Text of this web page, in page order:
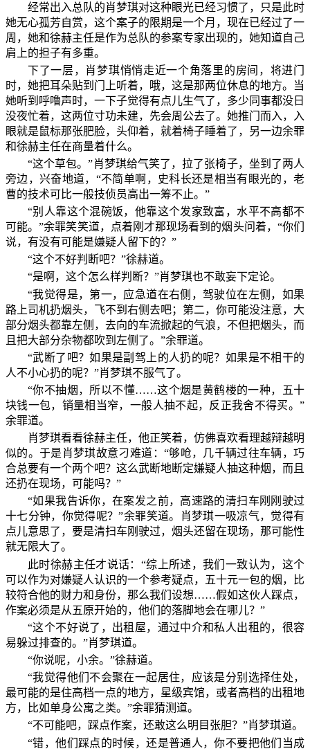
经常出入总队的肖梦琪对这种眼光已经习惯了，只是此时
她无心孤芳自赏，这个案子的限期是一个月，现在已经过了一
周，她和徐赫主任是作为总队的参案专家出现的，她知道自己
肩上的担子有多重。
下了一层，肖梦琪悄悄走近一个角落里的房间，将进门
时，她把耳朵贴到门上听着，哦，这是那两位休息的地方。当
她听到呼噜声时，一下子觉得有点儿生气了，多少同事都没日
没夜忙着，这两位寸功未建，先会周公去了。她推门而入，入
眼就是鼠标那张肥脸，头仰着，就着椅子睡着了，另一边余罪
和徐赫主任在商量着什么。
“这个草包。”肖梦琪给气笑了，拉了张椅子，坐到了两人
旁边，兴奋地道，“不简单啊，史科长还是相当有眼光的，老
曹的技术可比一般技侦员高出一筹不止。”
“别人靠这个混碗饭，他靠这个发家致富，水平不高都不
可能。”余罪笑笑道，点着刚才那现场看到的烟头问着，“你们
说，有没有可能是嫌疑人留下的？”
“这个不好判断吧？”徐赫道。
“是啊，这个怎么样判断？”肖梦琪也不敢妄下定论。
“我觉得是，第一，应急道在右侧，驾驶位在左侧，如果
路上司机扔烟头，飞不到右侧去吧；第二，你可能没注意，大
部分烟头都靠左侧，去向的车流掀起的气浪，不但把烟头，而
且把大部分杂物都吹到左侧了。”余罪道。
“武断了吧？如果是副驾上的人扔的呢？如果是不相干的
人不小心扔的呢？”肖梦琪不服气了。
“你不抽烟，所以不懂……这个烟是黄鹤楼的一种，五十
块钱一包，销量相当窄，一般人抽不起，反正我舍不得买。”
余罪道。
肖梦琪看看徐赫主任，他正笑着，仿佛喜欢看理越辩越明
似的。于是肖梦琪故意刁难道：“够呛，几千辆过往车辆，巧
合总要有一个两个吧？这么武断地断定嫌疑人抽这种烟，而且
还扔在现场，可能吗？”
“如果我告诉你，在案发之前，高速路的清扫车刚刚驶过
十七分钟，你觉得呢？”余罪笑道。肖梦琪一吸凉气，觉得有
点儿意思了，要是清扫车刚驶过，烟头还留在现场，那可能性
就无限大了。
此时徐赫主任才说话：“综上所述，我们一致认为，这个
可以作为对嫌疑人认识的一个参考疑点，五十元一包的烟，比
较符合他的财力和身份，那么我们设想……假如这伙人踩点，
作案必须是从五原开始的，他们的落脚地会在哪儿？”
“这个不好说了，出租屋，通过中介和私人出租的，很容
易躲过排查的。”肖梦琪道。
“你说呢，小余。”徐赫道。
“我觉得他们不会聚在一起居住，应该是分别选择住处，
最可能的是住高档一点的地方，星级宾馆，或者高档的出租地
方，比如单身公寓之类。”余罪猜测道。
“不可能吧，踩点作案，还敢这么明目张胆？”肖梦琪道。
“错，他们踩点的时候，还是普通人，你不要把他们当成